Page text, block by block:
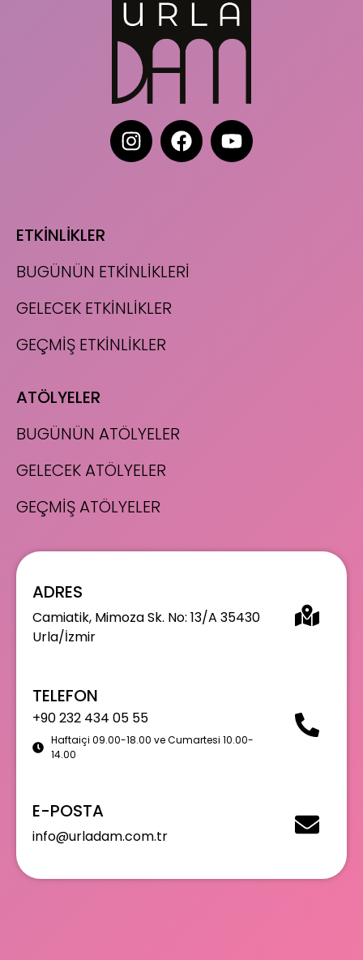
ETKİNLİKLER
BUGÜNÜN ETKİNLİKLERİ
GELECEK ETKİNLİKLER
GEÇMİŞ ETKİNLİKLER
ATÖLYELER
BUGÜNÜN ATÖLYELER
GELECEK ATÖLYELER
GEÇMİŞ ATÖLYELER
ADRES
Camiatik, Mimoza Sk. No: 13/A 35430
Urla/İzmir
TELEFON
+90 232 434 05 55
Haftaiçi 09.00-18.00 ve Cumartesi 10.00-
14.00
E-POSTA
info@urladam.com.tr